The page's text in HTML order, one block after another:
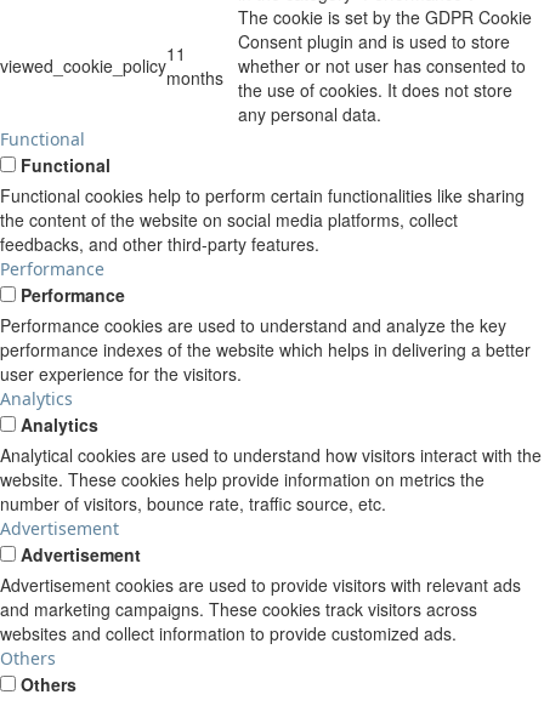
viewed_cookie_policy11
months
The cookie is set by the GDPR Cookie
Consent plugin and is used to store
whether or not user has consented to
the use of cookies. It does not store
any personal data.
Functional
Functional
Functional cookies help to perform certain functionalities like sharing
the content of the website on social media platforms, collect
feedbacks, and other third-party features.
Performance
Performance
Performance cookies are used to understand and analyze the key
performance indexes of the website which helps in delivering a better
user experience for the visitors.
Analytics
Analytics
Analytical cookies are used to understand how visitors interact with the
website. These cookies help provide information on metrics the
number of visitors, bounce rate, traffic source, etc.
Advertisement
Advertisement
Advertisement cookies are used to provide visitors with relevant ads
and marketing campaigns. These cookies track visitors across
websites and collect information to provide customized ads.
Others
Others